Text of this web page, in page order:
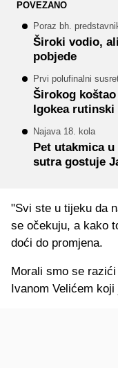
POVEZANO
Poraz bh.
Široki vodio,
pobjede
Prvi polufinalni
Širokog
Igokea
Najava 18. kola
Pet utakmica
sutra gostuje
"Svi ste u tijeku da
se očekuju, a kako
doći do promjena.
Morali smo se
Ivanom Velićem